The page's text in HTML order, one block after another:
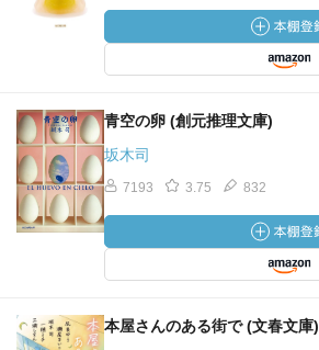
青空の卵 (創元推理文庫)
坂木司
7193 3.75 832
本屋さんのある街で (文春文庫)